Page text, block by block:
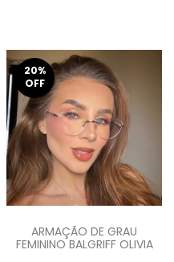
20%
OFF
ARMAÇÃO DE GRAU
FEMININO BALGRIFF OLIVIA